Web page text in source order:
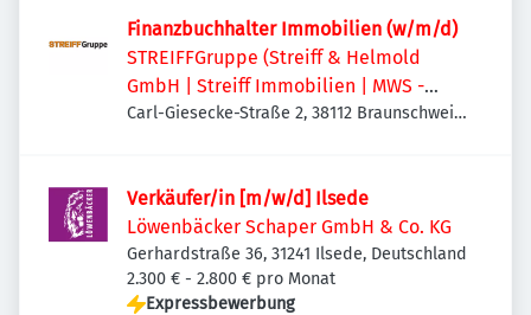
Finanzbuchhalter Immobilien (w/m/d)
STREIFFGruppe (Streiff & Helmold
GmbH | Streiff Immobilien | MWS -
Mechanische Werkstatt Streiff GmbH &
Carl-Giesecke-Straße 2, 38112 Braunschweig,
Verkäufer/in [m/w/d] Ilsede
Löwenbäcker Schaper GmbH & Co. KG
Gerhardstraße 36, 31241 Ilsede, Deutschland
2.300 € - 2.800 € pro Monat
Expressbewerbung